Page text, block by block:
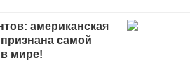
американская
самой
мире!